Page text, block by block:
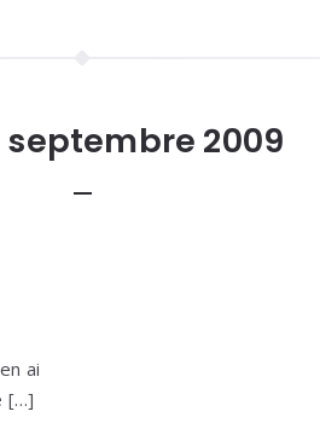
septembre 2009
ai
[…]